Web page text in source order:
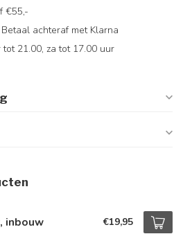
€55,-
achteraf met Klarna
21.00, za tot 17.00 uur
inbouw €19,95